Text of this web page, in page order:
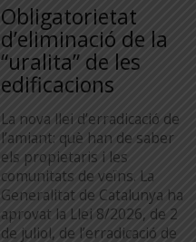
Obligatorietat
d’eliminació de la
“uralita” de les
edificacions
La nova llei d’erradicació de
l’amiant: què han de saber
els propietaris i les
comunitats de veïns. La
Generalitat de Catalunya ha
aprovat la Llei 8/2026, de 2
de juliol, de l’erradicació de